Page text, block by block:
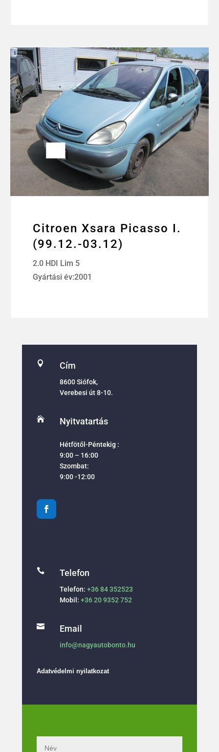
Citroen Xsara Picasso I.
(99.12.-03.12)
2.0 HDI Lim 5
Gyártási év:2001
 Cím
8600 Siófok,
Verebesi út 8-10.
 Nyitvatartás
Hétfötől-Péntekig :
9:00 – 16:00
Szombat:
9:00 -12:00
 Telefon
Telefon: +36 84 352523
Mobil: +36 20 9352 752
 Email
info@nagyautobonto.hu
Adatvédelmi nyilatkozat